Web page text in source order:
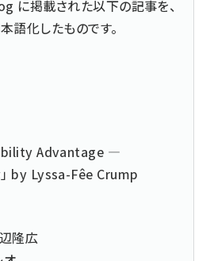
に掲載された以下の記事を、
語化したものです。
Advantage —
」 by Lyssa-Fêe Crump
隆広